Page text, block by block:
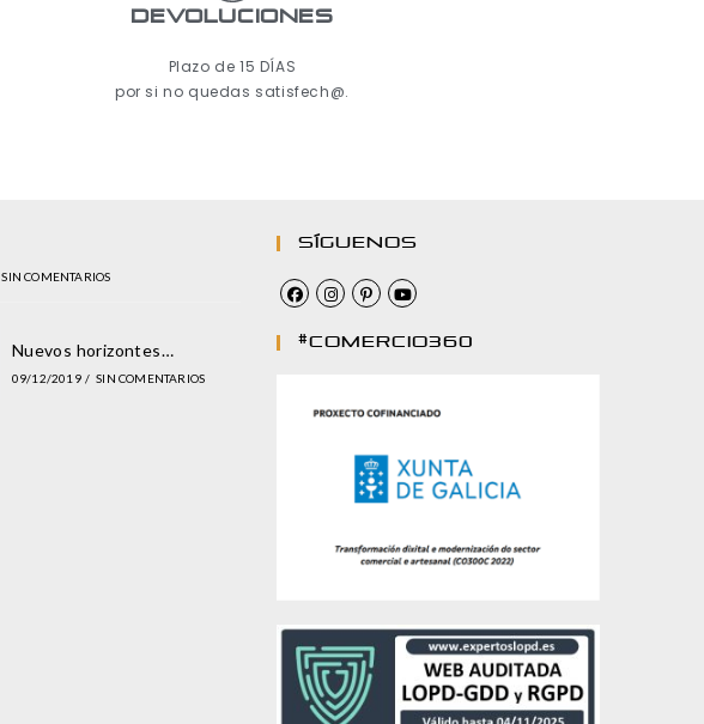
Devoluciones
Plazo de 15 DÍAS
por si no quedas satisfech@.
SIN COMENTARIOS
Nuevos horizontes…
09/12/2019 / SIN COMENTARIOS
Síguenos
#comercio360